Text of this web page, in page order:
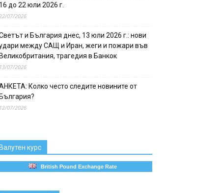
до 22 юли 2026 г.
07/2026
и България днес, 13 юли 2026 г.: нови
между САЩ и Иран, жеги и пожари във
трагедия в Банкок
07/2026
Колко често следите новините от
07/2026
курс
British Pound Exchange Rate